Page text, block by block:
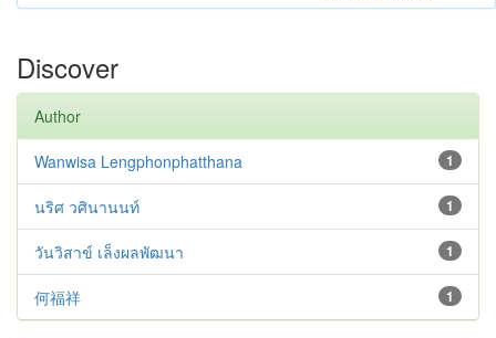
Discover
Author
1
Wanwisa Lengphonphatthana
1
นริศ วศินานนท์
1
วันวิสาข์ เล็งผลพัฒนา
1
何福祥